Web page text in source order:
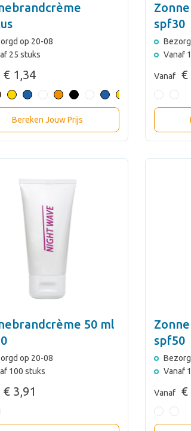
op 20-08
25 stuks
€ 1,34
Bereken Jouw Prijs
spf30
Vanaf
Vanaf €
50 ml
op 20-08
100 stuks
€ 3,91
spf50
Vanaf
Vanaf €